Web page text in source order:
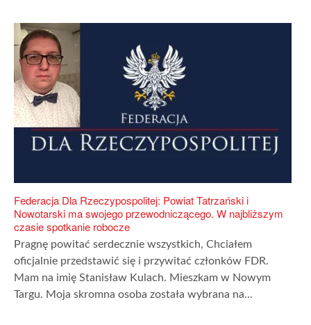
Federacja Dla Rzeczypospolitej: Powiat Tatrzański i
Nowotarski ma swojego przewodniczącego. W najbliższym
czasie spotkanie robocze
Pragnę powitać serdecznie wszystkich, Chciałem
oficjalnie przedstawić się i przywitać członków FDR.
Mam na imię Stanisław Kulach. Mieszkam w Nowym
Targu. Moja skromna osoba została wybrana na...